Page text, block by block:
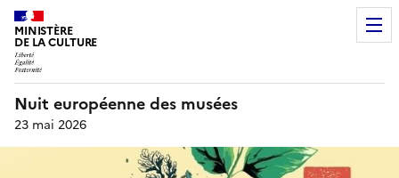
MINISTÈRE
DE LA CULTURE
Nuit européenne des musées
23 mai 2026